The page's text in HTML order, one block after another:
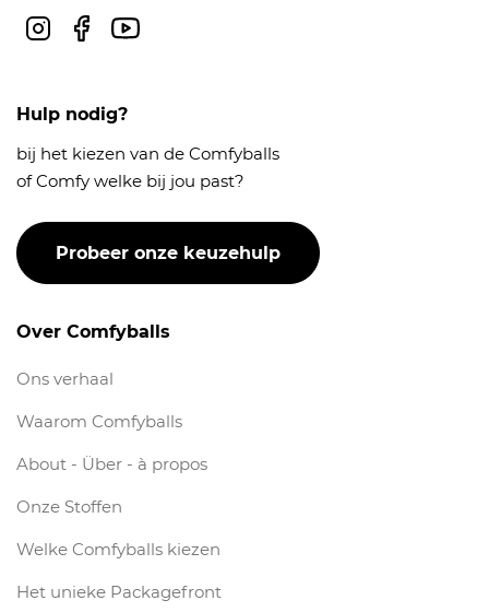
Instagram
FacebookYoutube
Hulp nodig?
bij het kiezen van de Comfyballs
of Comfy welke bij jou past?
Probeer onze keuzehulp
Over Comfyballs
Ons verhaal
Waarom Comfyballs
About - Über - à propos
Onze Stoffen
Welke Comfyballs kiezen
Het unieke Packagefront